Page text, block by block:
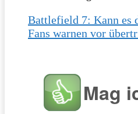
Battlefield 7: Kann es
Fans warnen vor
Mag